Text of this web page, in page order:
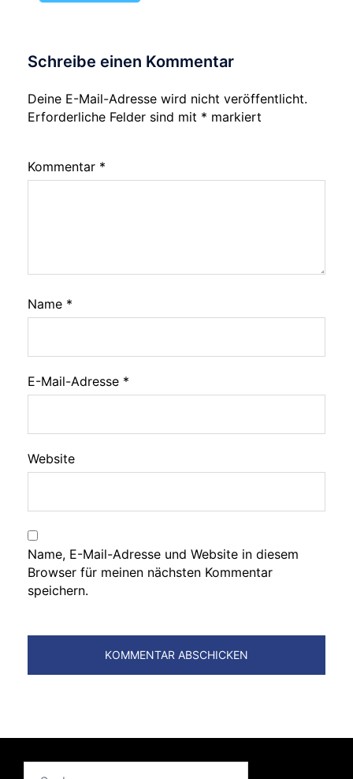
Schreibe einen Kommentar
Deine E-Mail-Adresse wird nicht veröffentlicht.
Erforderliche Felder sind mit * markiert
Kommentar *
Name *
E-Mail-Adresse *
Website
Name, E-Mail-Adresse und Website in diesem
Browser für meinen nächsten Kommentar
speichern.